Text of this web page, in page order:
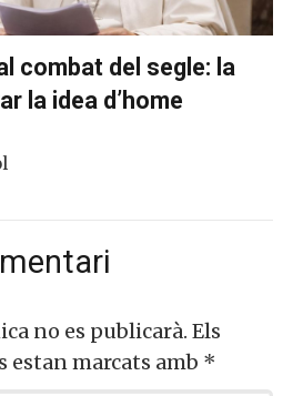
combat del segle: la
la idea d’home
no es publicarà. Els
estan marcats amb *